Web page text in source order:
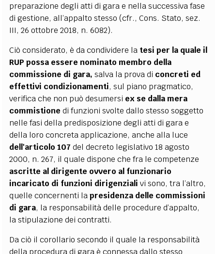
preparazione degli atti di gara e nella successiva fase
di gestione, all’appalto stesso (cfr., Cons. Stato, sez.
III, 26 ottobre 2018, n. 6082).
Ciò considerato, è da condividere la tesi per la quale il
RUP possa essere nominato membro della
commissione di gara, salva la prova di concreti ed
effettivi condizionamenti, sul piano pragmatico,
verifica che non può desumersi ex se dalla mera
commistione di funzioni svolte dallo stesso soggetto
nelle fasi della predisposizione degli atti di gara e
della loro concreta applicazione, anche alla luce
dell'articolo 107 del decreto legislativo 18 agosto
2000, n. 267, il quale dispone che fra le competenze
ascritte al dirigente ovvero al funzionario
incaricato di funzioni dirigenzialivi sono, tra l’altro,
quelle concernenti lapresidenza delle commissioni
di gara, la responsabilità delle procedure d’appalto,
la stipulazione dei contratti.
Da ciò il corollario secondo il quale la responsabilità
della procedura di gara è connessa dallo stesso